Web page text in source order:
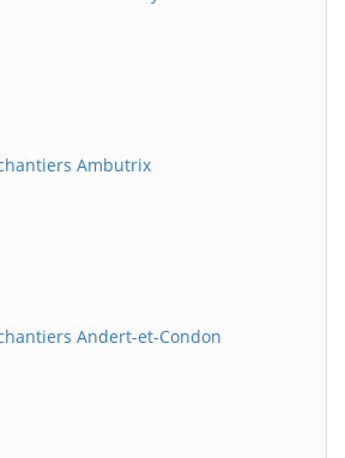
Ambutrix
Andert-et-Condon